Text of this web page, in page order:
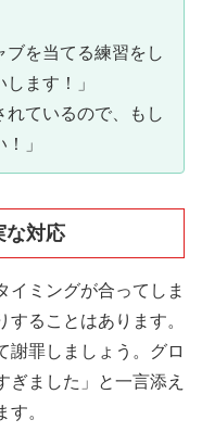
ブを当てる練習をし
ます！」
れているので、もし
」
な対応
イミングが合ってしま
ることはあります。
謝罪しましょう。グロ
ぎました」と一言添え
。